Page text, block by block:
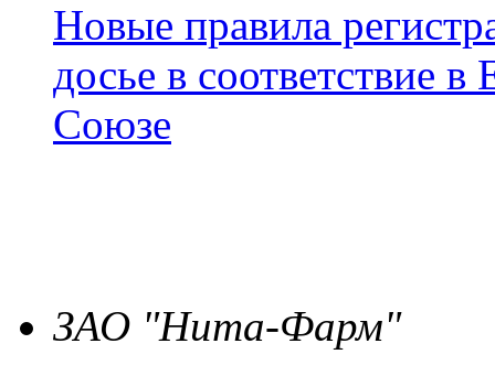
Новые правила
досье в соответствие
Союзе
ЗАО "Нита-Фарм"